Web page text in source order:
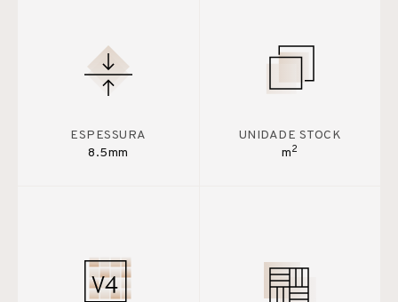
ESPESSURA
8.5mm
UNIDADE STOCK
m2